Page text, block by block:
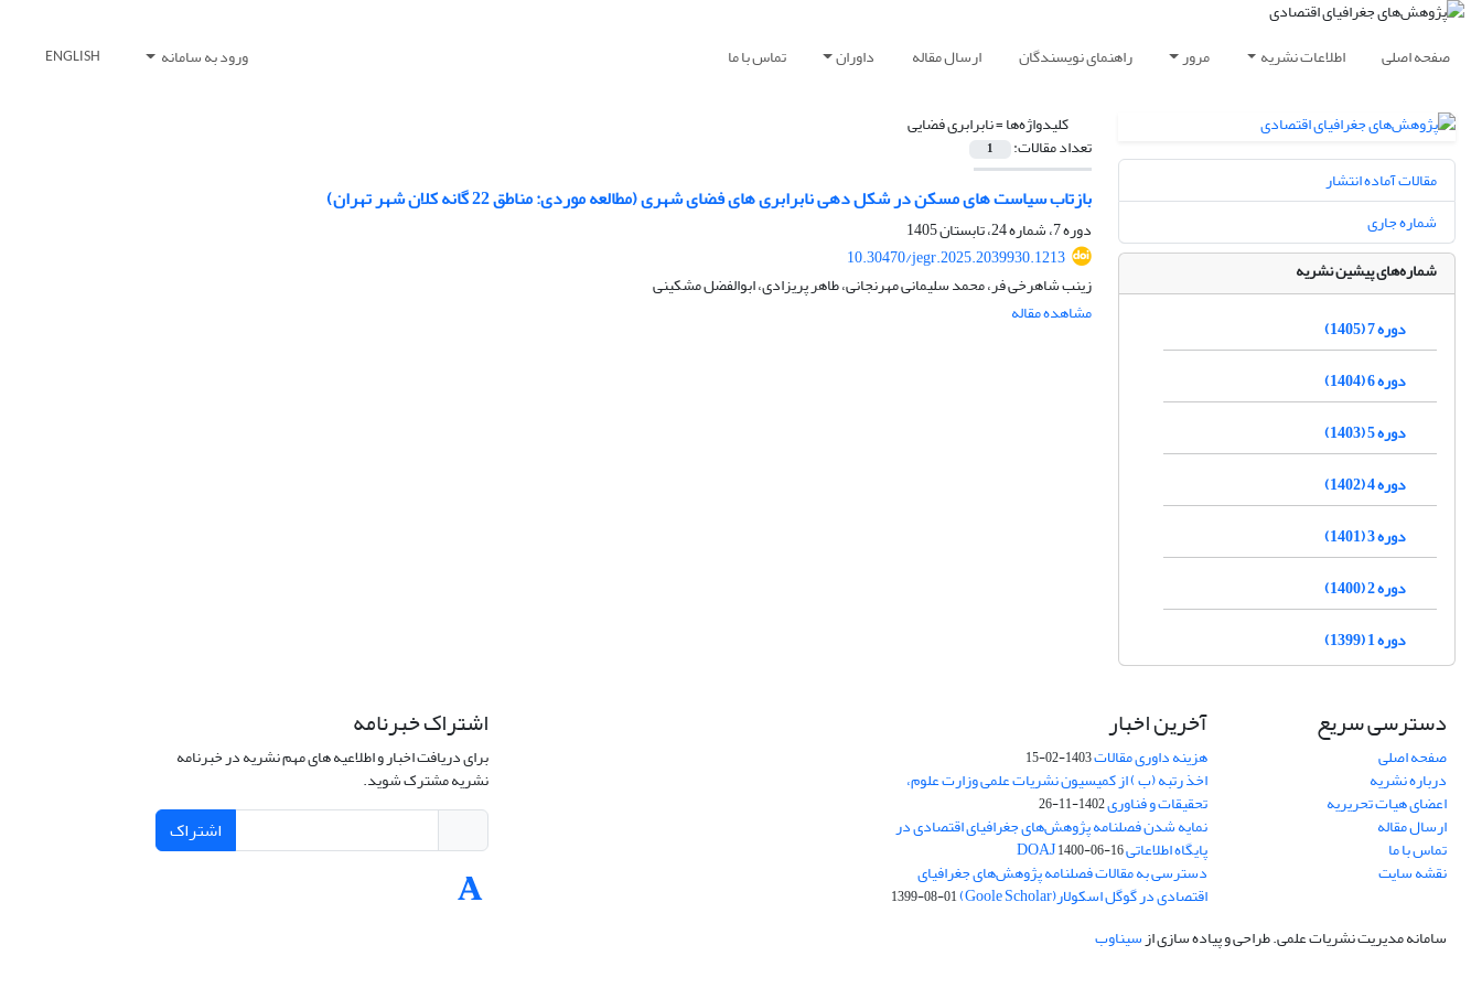
صفحه اصلی اطلاعات نشریه مرور راهنمای نویسندگان ارسال مقاله داوران تماس با ما ورود به سامانه ENGLISH
کلیدواژه‌ها =نابرابری فضایی
تعداد مقالات: 1
بازتاب سیاست‌ های مسکن در شکل دهی نابرابری های فضای شهری (مطالعه موردی: مناطق 22 گانه کلان شهر تهران)
دوره 7، شماره 24، تابستان 1405
10.30470/jegr.2025.2039930.1213
زینب شاهرخی فر، محمد سلیمانی مهرنجانی، طاهر پریزادی، ابوالفضل مشکینی
مشاهده مقاله
مقالات آماده انتشار
شماره جاری
شماره‌های پیشین نشریه
دوره 7 (1405)
دوره 6 (1404)
دوره 5 (1403)
دوره 4 (1402)
دوره 3 (1401)
دوره 2 (1400)
دوره 1 (1399)
دسترسی سریع
صفحه اصلی
درباره نشریه
اعضای هیات تحریریه
ارسال مقاله
تماس با ما
نقشه سایت
آخرین اخبار
هزینه داوری مقالات1403-02-15
اخذ رتبه (ب ) از کمیسیون نشریات علمی وزارت علوم،
تحقیقات و فناوری1402-11-26
نمایه شدن فصلنامه پژوهش‌های جغرافیای اقتصادی در
پایگاه اطلاعاتی DOAJ1400-06-16
دسترسی به مقالات فصلنامه پژوهش‌های جغرافیای
اقتصادی در گوگل اسکولار(Goole Scholar) 1399-08-01
اشتراک خبرنامه
برای دریافت اخبار و اطلاعیه های مهم نشریه در خبرنامه
نشریه مشترک شوید.
اشتراک
سامانه مدیریت نشریات علمی.طراحی و پیاده سازی ازسیناوب